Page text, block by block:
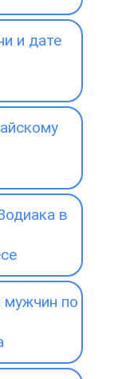
и дате
в
по